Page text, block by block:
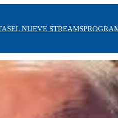
EL NUEVE STREAMS